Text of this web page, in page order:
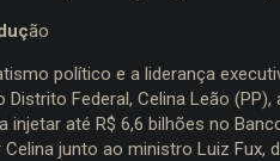
ão
político e a liderança
Federal, Celina Leão
até R$ 6,6 bilhões no
junto ao ministro Luiz Fux,